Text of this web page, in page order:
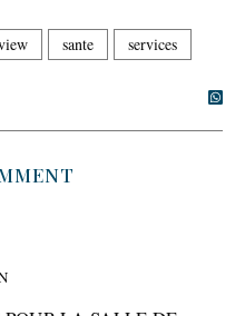
sante services